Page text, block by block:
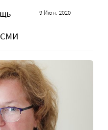
СМИ
9 Июн. 2020